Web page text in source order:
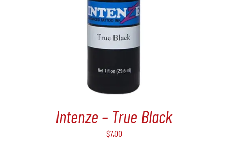
Intenze – True Black
$7,00